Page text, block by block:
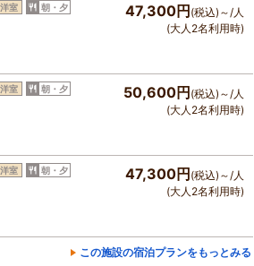
室 朝・夕 47,300円 (税込)～/人
(大人2名利用時)
室 朝・夕 50,600円 (税込)～/人
(大人2名利用時)
室 朝・夕 47,300円 (税込)～/人
(大人2名利用時)
この施設の宿泊プランをもっとみる